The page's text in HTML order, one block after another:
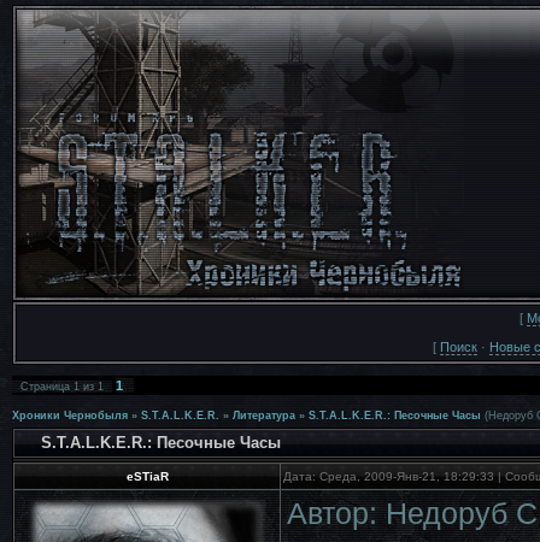
[
[ Поиск · Новые
Страница1из1 1
Хроники Чернобыля » S.T.A.L.K.E.R. » Литература » S.T.A.L.K.E.R.: Песочные Часы (Недоруб
S.T.A.L.K.E.R.: Песочные Часы
eSTiaR Дата: Среда, 2009-Янв-21, 18:29:33 |
Автор: Недоруб